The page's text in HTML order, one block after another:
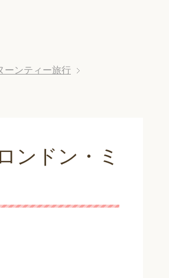
ーンティー旅行
ンドン・ミ